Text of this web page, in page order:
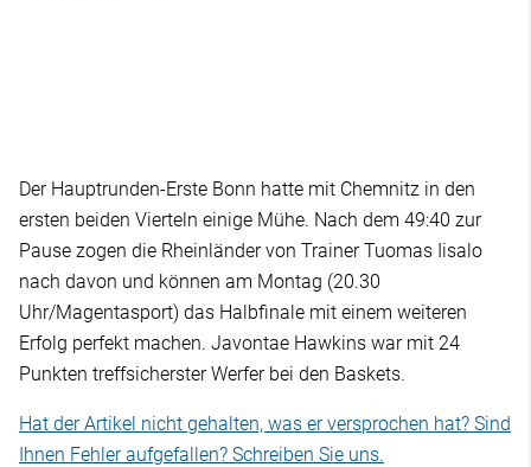
Der Hauptrunden-Erste Bonn hatte mit Chemnitz in den
ersten beiden Vierteln einige Mühe. Nach dem 49:40 zur
Pause zogen die Rheinländer von Trainer Tuomas Iisalo
nach davon und können am Montag (20.30
Uhr/Magentasport) das Halbfinale mit einem weiteren
Erfolg perfekt machen. Javontae Hawkins war mit 24
Punkten treffsicherster Werfer bei den Baskets.
Hat der Artikel nicht gehalten, was er versprochen hat? Sind
Ihnen Fehler aufgefallen? Schreiben Sie uns.